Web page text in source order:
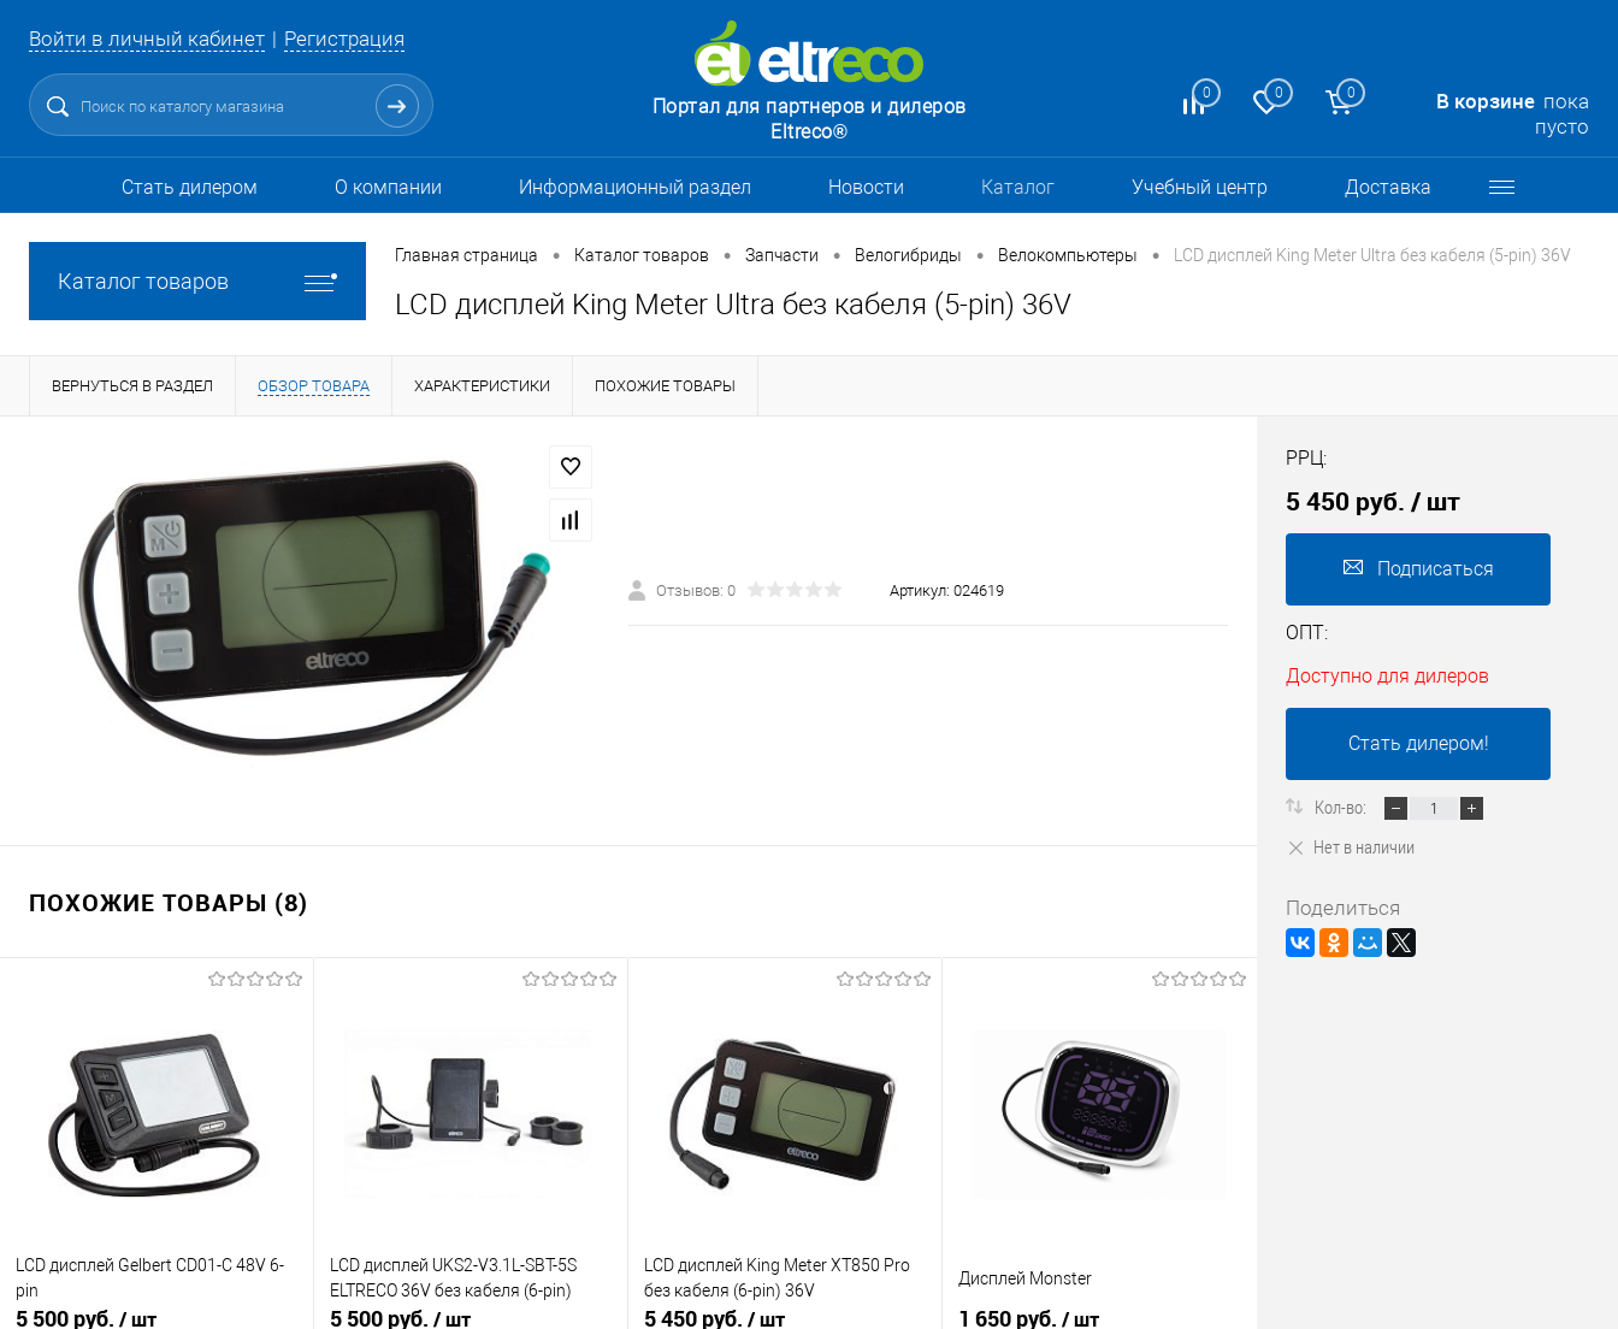
Войти в личный кабинет Регистрация
0 0 0 В корзине пока
пусто
Портал для партнеров и дилеров
Eltreco®
Стать дилером О компании Информационный раздел Новости Каталог Учебный центр Доставка
Каталог товаров
Главная страница • Каталог товаров • Запчасти • Велогибриды • Велокомпьютеры • LCD дисплей King Meter Ultra без кабеля (5-pin) 36V
LCD дисплей King Meter Ultra без кабеля (5-pin) 36V
ВЕРНУТЬСЯ В РАЗДЕЛ ОБЗОР ТОВАРА ХАРАКТЕРИСТИКИ ПОХОЖИЕ ТОВАРЫ
Отзывов: 0 Артикул: 024619
ПОХОЖИЕ ТОВАРЫ (8)
LCD дисплей Gelbert CD01-C 48V 6-
pin
5 500 руб. / шт
LCD дисплей UKS2-V3.1L-SBT-5S
ELTRECO 36V без кабеля (6-pin)
5 500 руб. / шт
LCD дисплей King Meter XT850 Pro
без кабеля (6-pin) 36V
5 450 руб. / шт
Дисплей Monster
1 650 руб. / шт
РРЦ:
5 450 руб. / шт
Подписаться
ОПТ:
Доступно для дилеров
Стать дилером!
Кол-во:
Нет в наличии
Поделиться